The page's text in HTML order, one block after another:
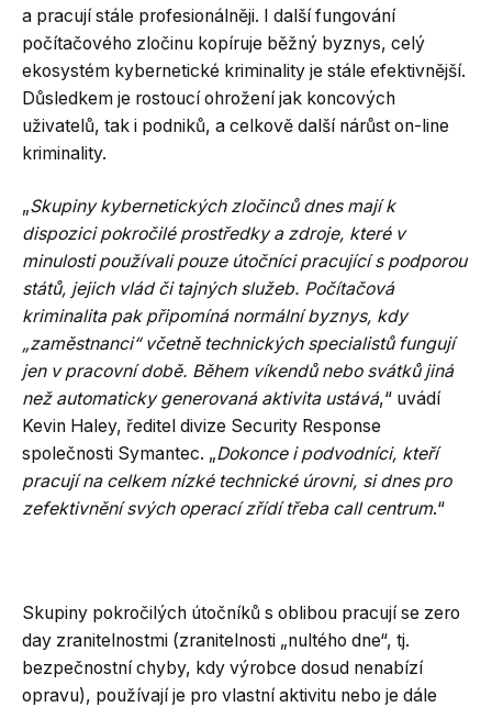
a pracují stále profesionálněji. I další fungování
počítačového zločinu kopíruje běžný byznys, celý
ekosystém kybernetické kriminality je stále efektivnější.
Důsledkem je rostoucí ohrožení jak koncových
uživatelů, tak i podniků, a celkově další nárůst on-line
kriminality.
„Skupiny kybernetických zločinců dnes mají k
dispozici pokročilé prostředky a zdroje, které v
minulosti používali pouze útočníci pracující s podporou
států, jejich vlád či tajných služeb. Počítačová
kriminalita pak připomíná normální byznys, kdy
„zaměstnanci“ včetně technických specialistů fungují
jen v pracovní době. Během víkendů nebo svátků jiná
než automaticky generovaná aktivita ustává,“ uvádí
Kevin Haley, ředitel divize Security Response
společnosti Symantec. „Dokonce i podvodníci, kteří
pracují na celkem nízké technické úrovni, si dnes pro
zefektivnění svých operací zřídí třeba call centrum.“
Skupiny pokročilých útočníků s oblibou pracují se zero
day zranitelnostmi (zranitelnosti „nultého dne“, tj.
bezpečnostní chyby, kdy výrobce dosud nenabízí
opravu), používají je pro vlastní aktivitu nebo je dále